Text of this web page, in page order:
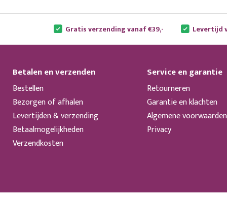
Gratis verzending vanaf €39,- Levertijd
Betalen en verzenden
Bestellen
Bezorgen of afhalen
Levertijden & verzending
Betaalmogelijkheden
Verzendkosten
Service en garantie
Retourneren
Garantie en klachten
Algemene voorwaarden
Privacy